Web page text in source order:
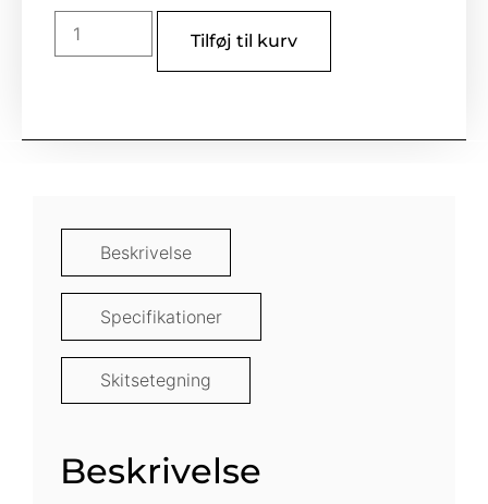
Tilføj til kurv
Beskrivelse
Specifikationer
Skitsetegning
Beskrivelse